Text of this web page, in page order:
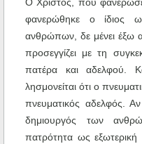
Ο Χριστός, που
φανερώθηκε ο ίδιος
ανθρώπων, δε μένει έξω
προσεγγίζει με τη
πατέρα και αδελφού.
λησμονείται ότι ο
πνευματικός αδελφός.
δημιουργός των
πατρότητα ως εξωτερική